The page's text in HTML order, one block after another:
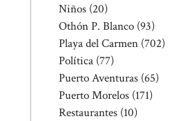
Niños (20)
Othón P. Blanco (93)
Playa del Carmen (702)
Política (77)
Puerto Aventuras (65)
Puerto Morelos (171)
Restaurantes (10)